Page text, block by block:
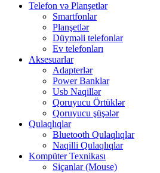
Telefon və Planşetlər
Smartfonlar
Planşetlər
Düyməli telefonlar
Ev telefonları
Aksesuarlar
Adapterlər
Power Banklar
Usb Naqillər
Qoruyucu Örtüklər
Qoruyucu şüşələr
Qulaqlıqlar
Bluetooth Qulaqlıqlar
Naqilli Qulaqlıqlar
Kompüter Texnikası
Siçanlar (Mouse)